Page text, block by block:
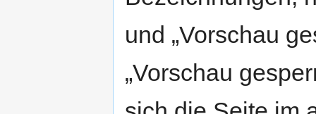
und „Vorschau
„Vorschau